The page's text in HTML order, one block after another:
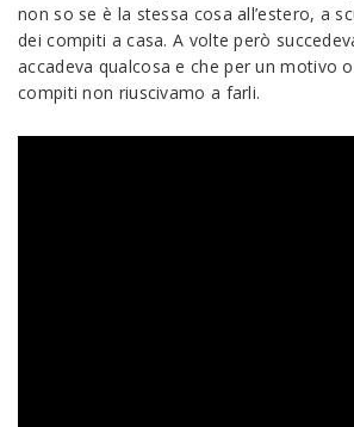
non so se è la stessa cosa all’estero, a
dei compiti a casa. A volte però
accadeva qualcosa e che per un motivo
compiti non riuscivamo a farli.